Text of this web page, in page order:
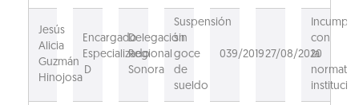
Jesús
Alicia
Guzmán
Hinojosa
Encargado
Especializado
D
Delegación
Regional
Sonora
Suspensión
sin
goce
de
sueldo
039/201927/08/2020
con
la